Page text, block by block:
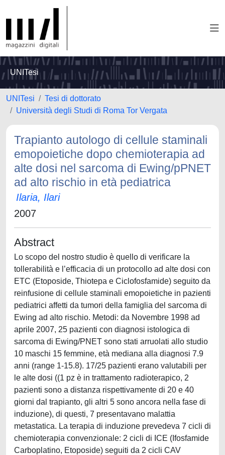
UNITesi
UNITesi
Tesi di dottorato
Università degli Studi di Roma Tor Vergata
Trapianto autologo di cellule staminali
emopoietiche dopo chemioterapia ad
alte dosi nel sarcoma di Ewing/pPNET
ad alto rischio in età pediatrica
Ilaria, Ilari
2007
Abstract
Lo scopo del nostro studio è quello di verificare la
tollerabilità e l’efficacia di un protocollo ad alte dosi con
ETC (Etoposide, Thiotepa e Ciclofosfamide) seguito da
reinfusione di cellule staminali emopoietiche in pazienti
pediatrici affetti da tumori della famiglia del sarcoma di
Ewing ad alto rischio. Metodi: da Novembre 1998 ad
aprile 2007, 25 pazienti con diagnosi istologica di
sarcoma di Ewing/PNET sono stati arruolati allo studio
10 maschi 15 femmine, età mediana alla diagnosi 7.9
anni (range 1-15.8). 17/25 pazienti erano valutabili per
le alte dosi ((1 pz è in trattamento radioterapico, 2
pazienti sono a distanza rispettivamente di 20 e 40
giorni dal trapianto, gli altri 5 sono ancora nella fase di
induzione), di questi, 7 presentavano malattia
metastatica. La terapia di induzione prevedeva 7 cicli di
chemioterapia convenzionale: 2 cicli di ICE (Ifosfamide
Carboplatino, Etoposide) seguiti da 2 cicli CAV